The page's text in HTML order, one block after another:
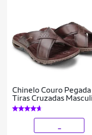
Chinelo Couro Pegada
Tiras Cruzadas